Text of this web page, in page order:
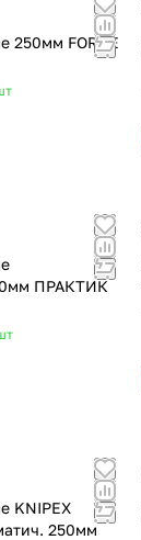
250мм FORCE
ПРАКТИК
KNIPEX
250мм